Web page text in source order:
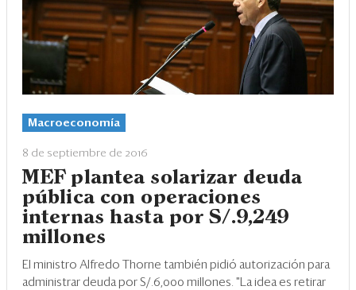
Macroeconomía
8 de septiembre de 2016
MEF plantea solarizar deuda
pública con operaciones
internas hasta por S/.9,249
millones
El ministro Alfredo Thorne también pidió autorización para
administrar deuda por S/.6,000 millones. "La idea es retirar